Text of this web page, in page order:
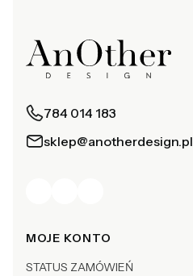
784 014 183
sklep@anotherdesign.pl
Linki w stopce
MOJE KONTO
STATUS ZAMÓWIEŃ